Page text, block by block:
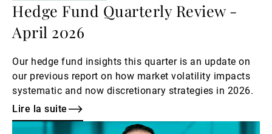
Hedge Fund Quarterly Review -
April 2026
Our hedge fund insights this quarter is an update on
our previous report on how market volatility impacts
systematic and now discretionary strategies in 2026.
Lire la suite